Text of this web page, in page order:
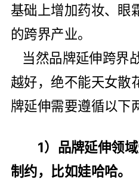
基础上增加药妆、
的跨界产业。
当然品牌延伸跨界
越好，绝不能天女散
牌延伸需要遵循以下
1）品牌延伸领
制约，比如娃哈哈。